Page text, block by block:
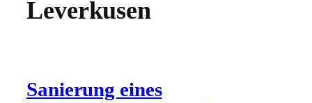
Leverkusen
Sanierung eines